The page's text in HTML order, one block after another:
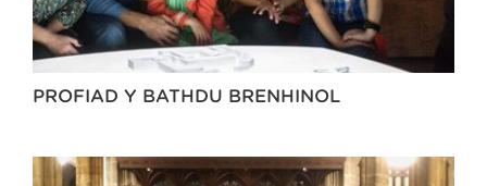
PROFIAD Y BATHDU BRENHINOL